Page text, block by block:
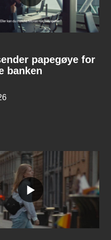
papegøye for
banken